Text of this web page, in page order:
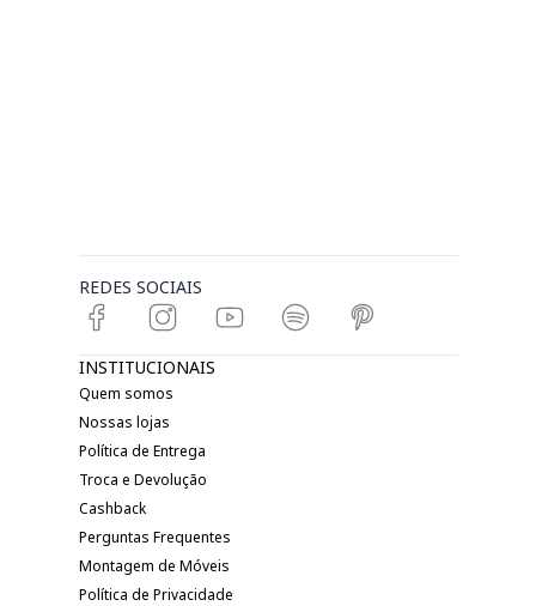
REDES SOCIAIS
INSTITUCIONAIS
Quem somos
Nossas lojas
Política de Entrega
Troca e Devolução
Cashback
Perguntas Frequentes
Montagem de Móveis
Política de Privacidade